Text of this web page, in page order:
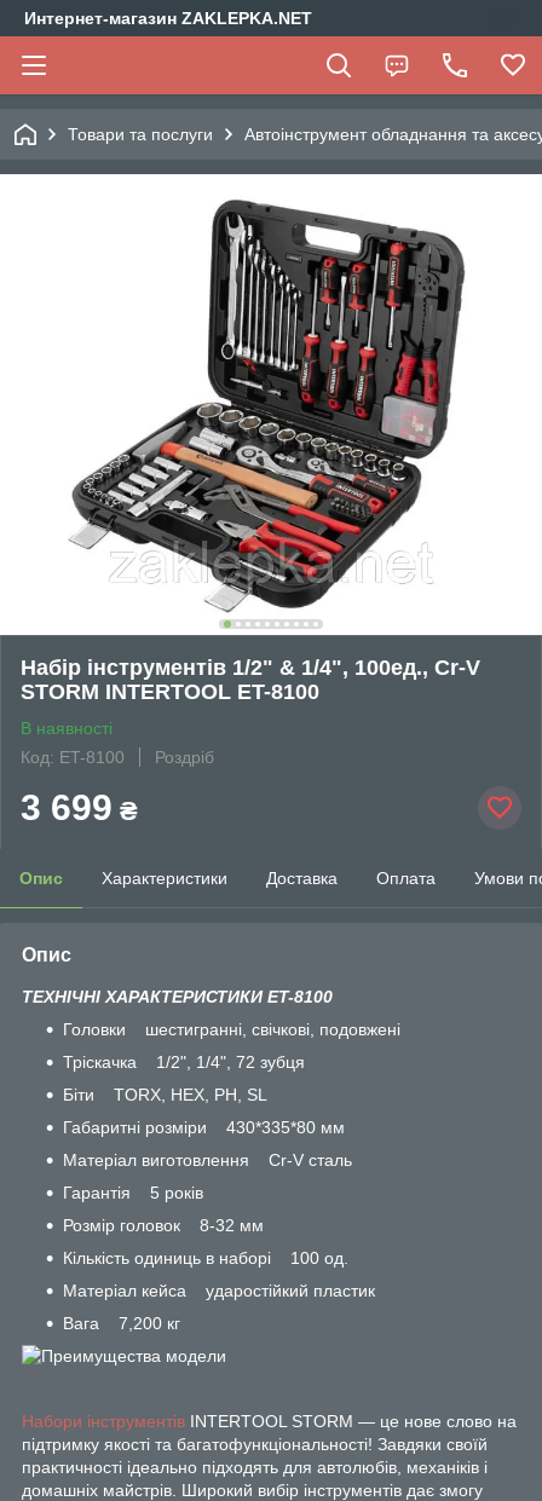
Интернет-магазин ZAKLEPKA.NET
Товари та послуги Автоінструмент обладнання та
Набір інструментів 1/2" & 1/4", 100ед., Cr-V
STORM INTERTOOL ET-8100
В наявності
Код: ET-8100
Роздріб
3 699 ₴
Опис Характеристики Доставка Оплата Умови
Опис
ТЕХНІЧНІ ХАРАКТЕРИСТИКИ ET-8100
Головки шестигранні, свічкові, подовжені
Тріскачка 1/2", 1/4", 72 зубця
Біти TORX, HEX, PH, SL
Габаритні розміри 430*335*80 мм
Матеріал виготовлення Cr-V сталь
Гарантія 5 років
Розмір головок 8-32 мм
Кількість одиниць в наборі 100 од.
Матеріал кейса ударостійкий пластик
Вага 7,200 кг
Набори інструментів INTERTOOL STORM — це нове слово на
підтримку якості та багатофункціональності! Завдяки своїй
практичності ідеально підходять для автолюбів, механіків і
домашніх майстрів. Широкий вибір інструментів дає змогу